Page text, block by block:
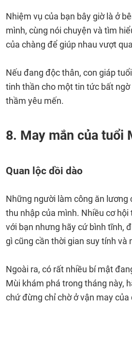
Nhiệm vụ của bạn bây giờ là ở
mình, cùng nói chuyện và tìm
của chàng để giúp nhau vượt
Nếu đang độc thân, con giáp
tinh thần cho một tin tức bất
thầm yêu mến.
8. May mắn của tuổi
Quan lộc dồi dào
Những người làm công ăn lương
thu nhập của mình. Nhiều cơ
với bạn nhưng hãy cứ bình tĩnh,
gì cũng cần thời gian suy tính và
Ngoài ra, có rất nhiều bí mật
Mùi khám phá trong tháng này,
chứ đừng chỉ chờ ở vận may của